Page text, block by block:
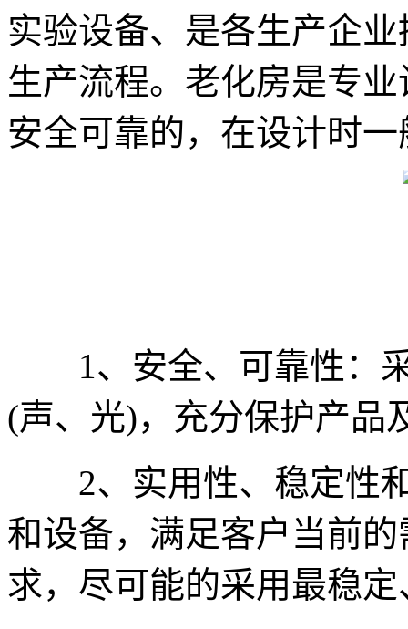
实验设备、是各生产企
生产流程。老化房是专
安全可靠的，在设计时
1、安全、可靠性：采
(声、光)，充分保护产品
2、实用性、稳定性和
和设备，满足客户当前
求，尽可能的采用最稳